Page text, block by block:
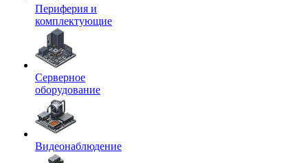
Периферия и
комплектующие
Серверное
оборудование
Видеонаблюдение